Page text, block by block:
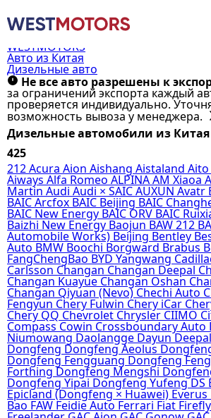
WESTMOTORS
Авто из Китая
Дизельные авто
Не все авто разрешены к
за ограничений экспорта каждый
проверяется индивидуально.
возможность вывоза у менеджера.
Дизельные автомобили из
425
212Acura Aion Aishang Aistaland Aito
Aiways Alfa Romeo ALPINAAM Xiaoa
Martin Audi Audi × SAICAUXUN Avatr
BAIC Arcfox BAIC Beijing BAIC
BAIC New Energy BAIC ORV BAIC
Baizhi New Energy Baojun BAW 212
Automobile Works) Beijing Bentley
Auto BMW Boochi Borgward Brabus
FangChengBao BYD Yangwang
Carlsson Changan Changan Deepal
Changan Kuayue Changan Oshan
Changan Qiyuan (Nevo) Chechi Auto
Fengyun Chery Fulwin Chery iCar
Chery QQ Chevrolet Chrysler CIIMO
CompassCowin Crossboundary Auto
Niumowang Daolangge DayunDeepal
Dongfeng Dongfeng Aeolus
Dongfeng Fengguang Dongfeng
ForthingDongfeng Mengshi
Dongfeng Yipai Dongfeng YufengDS
Epicland (Dongfeng × Huawei) Everus
Bao FAW Feidie Auto Ferrari Fiat Firefly